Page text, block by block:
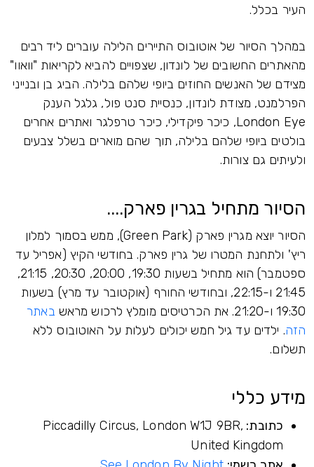
העיר בכלל.
במהלך הסיור של אוטובוס התיירים הלילה עוברים ליד רבים
מהאתרים החשובים של לונדון, שצפויים להביא לקריאות "וואוו"
מצידם של האנשים החוזים ביופי שלהם בלילה. הביג בן ובנייני
הפרלמנט, מצודת לונדון, כנסיית סנט פול, גלגל הענק
London Eye, כיכר פיקדילי, כיכר טרפלגר ואתרים אחרים
בולטים ביופי שלהם בלילה, תוך שהם מוארים בשלל צבעים
ולעיתים גם צורות.
הסיור מתחיל בגרין פארק....
הסיור יוצא מגרין פארק (Green Park), ממש בסמוך למלון
ריץ' ולתחנת המטרו של גרין פארק. בחודשי הקיץ (אפריל עד
ספטמבר) הוא מתחיל בשעות 19:30, 20:00, 20:30, 21:15,
21:45 ו-22:15, ובחודשי החורף (אוקטובר עד מרץ) בשעות
19:30 ו-21:20. את הכרטיסים מומלץ לרכוש מראש
באתר
הזה. ילדים עד גיל חמש יכולים לעלות על האוטובוס ללא
תשלום.
מידע כללי
כתובת: Piccadilly Circus, London W1J 9BR,
United Kingdom